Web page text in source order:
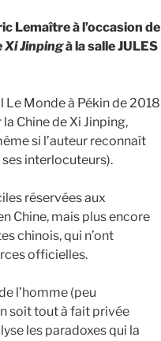
Lemaître à l’occasion de
Xi Jinpingà la salle JULES
Monde à Pékin de 2018
Chine de Xi Jinping,
si l’auteur reconnaît
interlocuteurs).
réservées aux
Chine, mais plus encore
chinois, qui n’ont
officielles.
l’homme (peu
soit tout à fait privée
les paradoxes qui la